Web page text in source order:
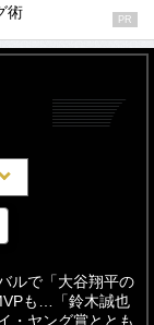
術 PR
ルで「大谷翔平の
も…「鈴木誠也
・ヤング賞ととも